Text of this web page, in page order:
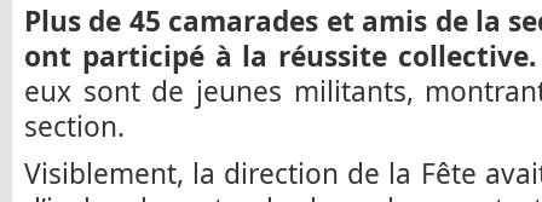
Plus de 45 camarades et amis de la
ont participé à la réussite collective.
eux sont de jeunes militants,
section.
Visiblement, la direction de la Fête